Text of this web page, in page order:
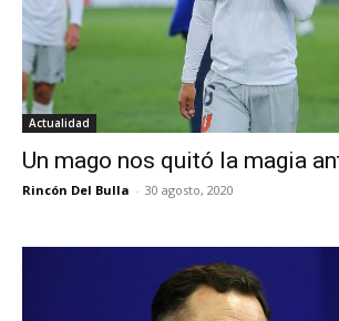
Actualidad
Un mago nos quitó la magia
Rincón Del Bulla - 30 agosto, 2020